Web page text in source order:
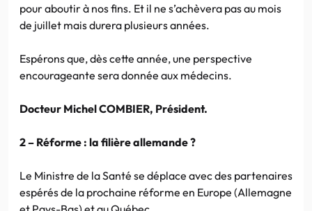
pour aboutir à nos fins. Et il ne s’achèvera pas au mois
de juillet mais durera plusieurs années.
Espérons que, dès cette année, une perspective
encourageante sera donnée aux médecins.
Docteur Michel COMBIER, Président.
2 – Réforme : la filière allemande ?
Le Ministre de la Santé se déplace avec des partenaires
espérés de la prochaine réforme en Europe (Allemagne